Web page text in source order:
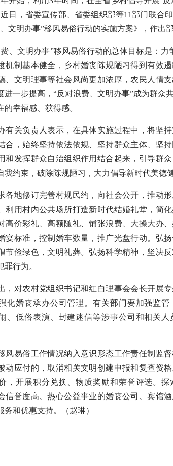
日，省委宣传部、省委组织部等11部门联合
文明办事”移风易俗行动的实施方案》，作出部
文明办事”移风易俗行动的总体目标是：力
机制基本健全，乡村婚丧陈规陋习得到有效
、文明理事等社会风尚更加浓厚，农民人情
进一步提高，“反对浪费、文明办事”成为群众
的幸福感、获得感。
关负责人表示，在具体实施过程中，将坚持
合，始终坚持依法依规、坚持群众主体、坚
和发挥群众自治组织作用结合起来，引导群众
我约束，破除陈规陋习，大力倡导新时代美德
地修订完善村规民约，向社会公开，推动形
利用村内公共场所打造新时代结婚礼堂，简
高价彩礼、高额随礼、铺张浪费、大操大办
宴标准，控制婚车数量，推广光盘行动。弘
节俭绿色，文明礼葬。弘扬科学精神，坚决
罪行为。
对农村党组织书记和红白理事会会长开展专
化婚丧承办公司管理。有关部门要加强监管
、低俗表演、封建迷信等涉事公司和相关人
易俗工作情况纳入意识形态工作责任制监督
动应付的，取消相关文明创建申报和复查资
，开展积分兑换、物质奖励和荣誉评选。探
信誉度高、热心公益事业的婚丧公司、宾馆
务和优惠支持。（赵琳）